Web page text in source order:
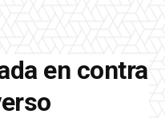
en contra